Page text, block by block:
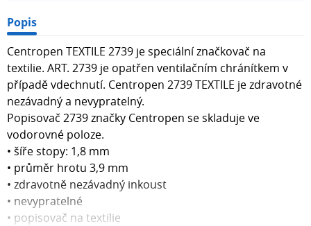
Popis
Centropen TEXTILE 2739 je speciální značkovač na
textilie. ART. 2739 je opatřen ventilačním chránítkem v
případě vdechnutí. Centropen 2739 TEXTILE je zdravotné
nezávadný a nevypratelný.
Popisovač 2739 značky Centropen se skladuje ve
vodorovné poloze.
• šíře stopy: 1,8 mm
• průměr hrotu 3,9 mm
• zdravotně nezávadný inkoust
• nevypratelné
• popisovač na textilie